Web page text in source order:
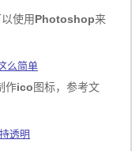
使用Photoshop来
么简单
作ico图标，参考文
透明